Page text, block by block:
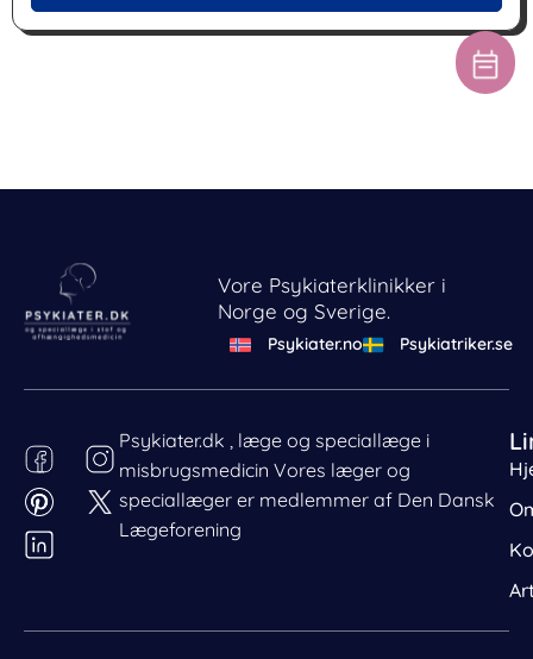
Vore Psykiaterklinikker i
Norge og Sverige.
Psykiater.no Psykiatriker.se
Psykiater.dk , læge og speciallæge i
misbrugsmedicin Vores læger og
speciallæger er medlemmer af Den Dansk
Lægeforening
Behandl dit samtykke
For at give den bedst mulige oplevelse bruger vi cookies
til at gemme eller tilgå enhedsdata. Nægtelse af
samtykke kan begrænse visse funktioner.
Statistik